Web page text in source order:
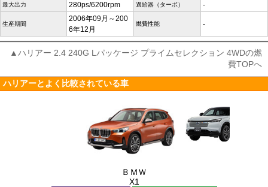
最大出力 280ps/6200rpm 過給器（ターボ） -
生産期間
2006年09月～200
6年12月
燃費性能 -
▲ハリアー 2.4 240G Lパッケージ プライムセレクション 4WDの燃
費TOPへ
ハリアーとよく比較されている車
ＢＭＷ
X1